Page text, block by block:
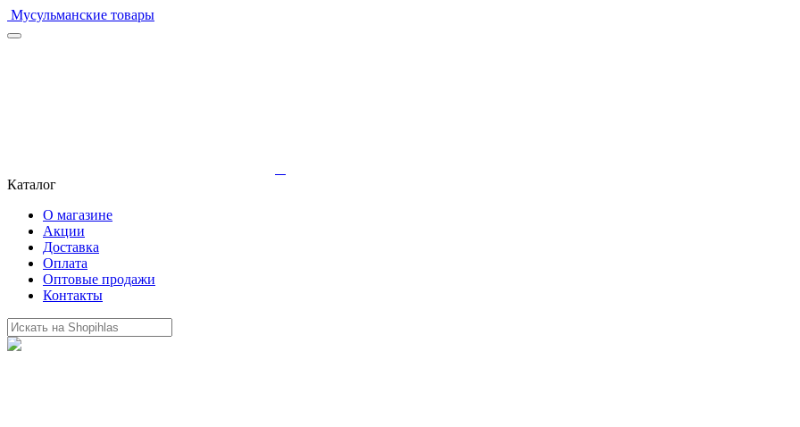
Мусульманские товары
Каталог
О магазине
Акции
Доставка
Оплата
Оптовые продажи
Контакты